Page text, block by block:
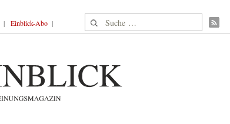
Einblick-Abo Suche nach: